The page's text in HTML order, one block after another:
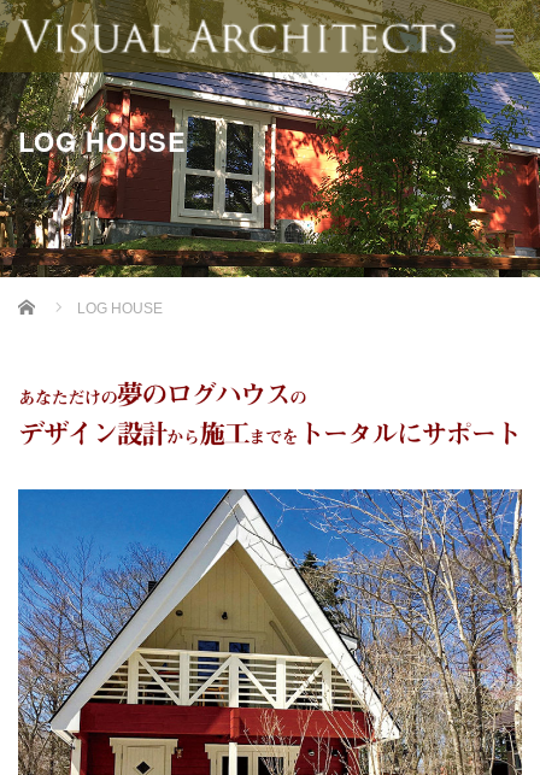
LOG HOUSE
Home LOG HOUSE